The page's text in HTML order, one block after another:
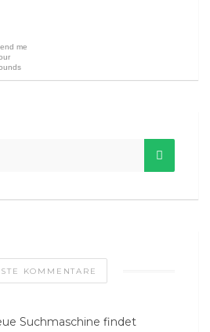
me
KOMMENTARE
Suchmaschine findet